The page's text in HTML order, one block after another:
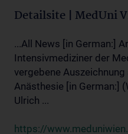
Detailsite | MedUni
...All News [in German:]
Intensivmediziner der
vergebene
Anästhesie [in German:]
Ulrich ...
https://